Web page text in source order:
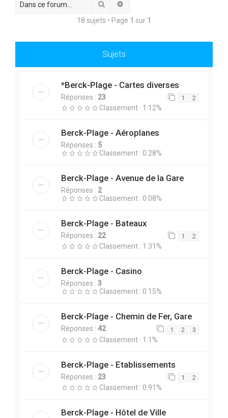
Rechercher
18 sujets • Page 1 sur 1
Sujets
*Berck-Plage - Cartes diverses
Réponses : 23 1 2
Classement : 1.12%
Berck-Plage - Aéroplanes
Réponses : 5
Classement : 0.28%
Berck-Plage - Avenue de la Gare
Réponses : 2
Classement : 0.08%
Berck-Plage - Bateaux
Réponses : 22 1 2
Classement : 1.31%
Berck-Plage - Casino
Réponses : 3
Classement : 0.15%
Berck-Plage - Chemin de Fer, Gare
Réponses : 42 1 2 3
Classement : 1.1%
Berck-Plage - Etablissements
Réponses : 23 1 2
Classement : 0.91%
Berck-Plage - Hôtel de Ville